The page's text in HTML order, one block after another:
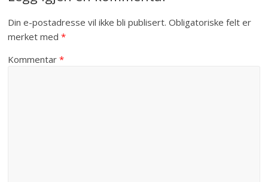
Din e-postadresse vil ikke bli publisert. Obligatoriske felt er
merket med*
Kommentar*